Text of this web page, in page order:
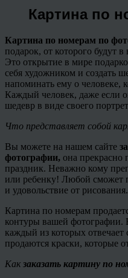
Картина по
Картина по номерам по
подарок, от которого будут
Это открытие в мире
себя художником и создать
напоминать ему о человеке,
Каждый человек, даже если
шедевр в виде своего
Что представляет собой
Вы можете на нашем сайте
фотографии, она прекрасно
праздник. Неважно кому
или ребенку! Любой сможет
и удовольствие от рисования.
Картина по номерам
контуры вашей фотографии.
каждый из которых отвечает
продаются краски, которые
Как заказать картину по